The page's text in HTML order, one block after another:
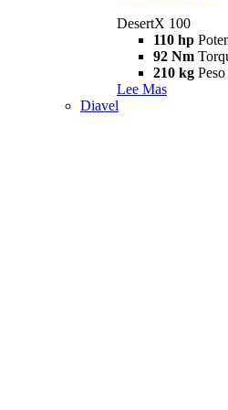
DesertX 100
110 hp
92 Nm
210 kg
Lee Mas
Diavel